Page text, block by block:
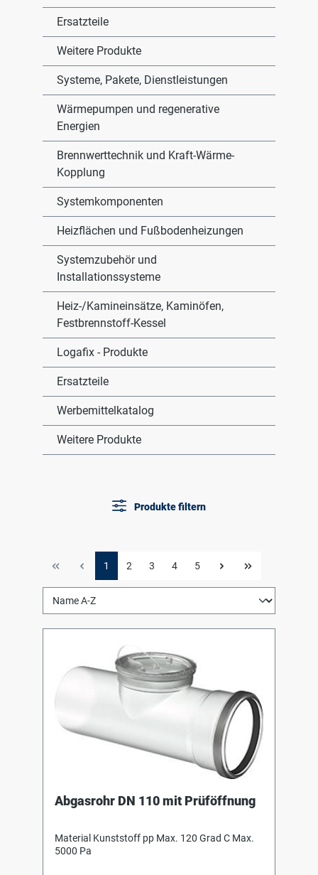
Ersatzteile
Weitere Produkte
Systeme, Pakete, Dienstleistungen
Wärmepumpen und regenerative
Energien
Brennwerttechnik und Kraft-Wärme-
Kopplung
Systemkomponenten
Heizflächen und Fußbodenheizungen
Systemzubehör und
Installationssysteme
Heiz-/Kamineinsätze, Kaminöfen,
Festbrennstoff-Kessel
Logafix - Produkte
Ersatzteile
Werbemittelkatalog
Weitere Produkte
Produkte filtern
1 2 3 4 5
Abgasrohr DN 110 mit Prüföffnung
Material Kunststoff pp Max. 120 Grad C Max.
5000 Pa